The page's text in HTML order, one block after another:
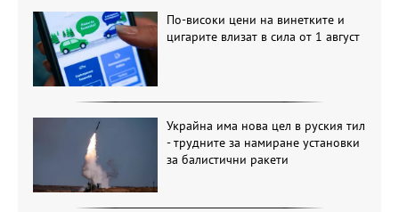
По-високи цени на винетките и
цигарите влизат в сила от 1 август
Украйна има нова цел в руския тил
- трудните за намиране установки
за балистични ракети